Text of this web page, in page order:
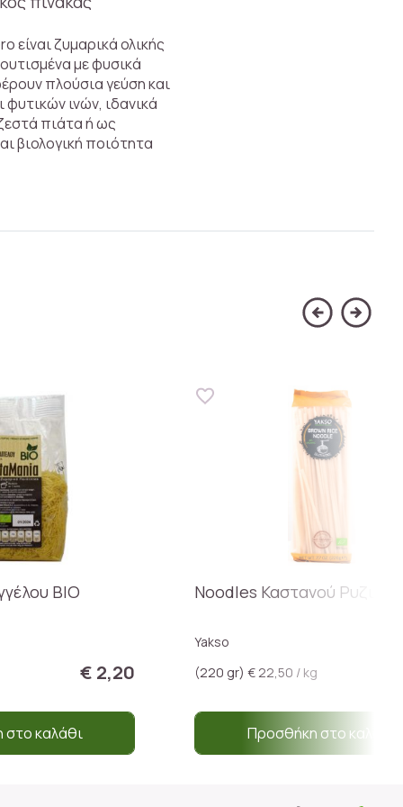
είναι ζυμαρικά ολικής
με φυσικά
πλούσια γεύση και
ινών, ιδανικά
πιάτα ή ως
βιολογική ποιότητα
BIO
€ 2,20
καλάθι
Noodles Καστανού Ρυζιού
Yakso
(220 gr) € 22,50 / kg
Προσθήκη στο καλάθι